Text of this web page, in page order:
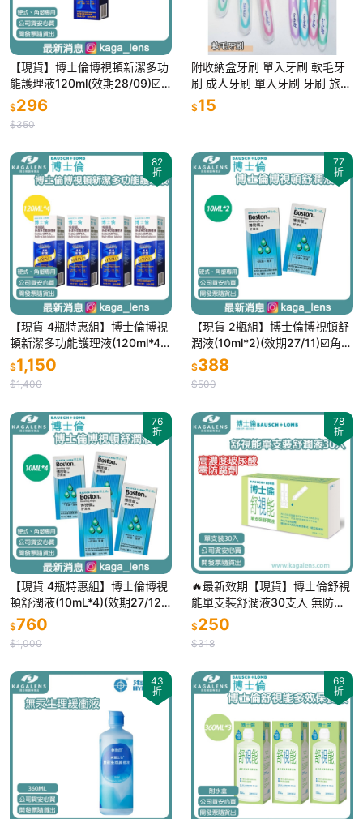
【現貨】博士倫博視頓新潔多功
能護理液120ml(效期28/09)☑️
角膜塑型片、硬式隱形眼鏡專用
$296
$350
附收納盒牙刷 單入牙刷 軟毛牙
刷 成人牙刷 單入牙刷 牙刷 旅行
牙刷 盒裝牙刷 獨立盒裝 便攜牙
刷 楊兔兔生活用品小舖
$15
82
折
【現貨 4瓶特惠組】博士倫博視
頓新潔多功能護理液(120ml*4)
(效期28/09)☑️角膜塑型片、硬
式隱形眼鏡專用
$1,150
$1,400
77
折
【現貨 2瓶組】博士倫博視頓舒
潤液(10ml*2)(效期27/11)☑️角膜
塑型片、硬式隱形眼鏡專用
$388
$500
76
折
【現貨 4瓶特惠組】博士倫博視
頓舒潤液(10mL*4)(效期27/12)
☑️角膜塑型片、硬式隱形眼鏡專
用
$760
$1,000
78
折
🔥最新效期【現貨】博士倫舒視
能單支裝舒潤液30支入 無防腐
劑 德國原裝進口
$250
$318
43
折
69
折